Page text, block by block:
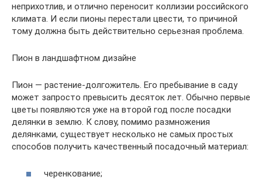
неприхотлив, и отлично переносит коллизии российского
климата. И если пионы перестали цвести, то причиной
тому должна быть действительно серьезная проблема.
Пион в ландшафтном дизайне
Пион — растение-долгожитель. Его пребывание в саду
может запросто превысить десяток лет. Обычно первые
цветы появляются уже на второй год после посадки
делянки в землю. К слову, помимо размножения
делянками, существует несколько не самых простых
способов получить качественный посадочный материал:
черенкование;